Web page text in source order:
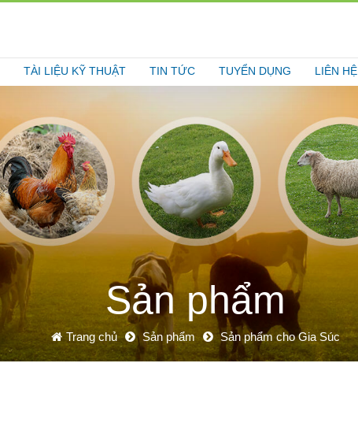
TÀI LIỆU KỸ THUẬT TIN TỨC TUYỂN DỤNG LIÊN HỆ
Sản phẩm
Trang chủ Sản phẩm Sản phẩm cho Gia Súc